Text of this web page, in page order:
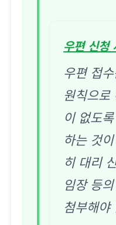
우편 신청
우편 접
원칙으로
이 없도
하는 것
히 대리
임장 등
첨부해야